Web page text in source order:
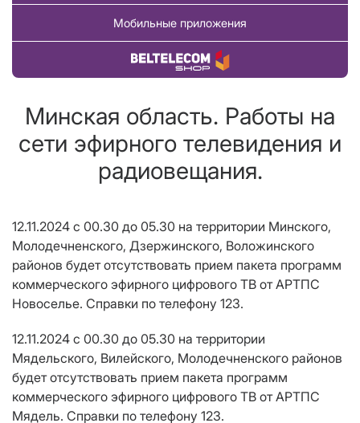
Мобильные приложения
Купить товар
Минская область. Работы на
сети эфирного телевидения и
радиовещания.
12.11.2024 с 00.30 до 05.30 на территории Минского,
Молодечненского, Дзержинского, Воложинского
районов будет отсутствовать прием пакета программ
коммерческого эфирного цифрового ТВ от АРТПС
Новоселье. Справки по телефону 123.
12.11.2024 с 00.30 до 05.30 на территории
Мядельского, Вилейского, Молодечненского районов
будет отсутствовать прием пакета программ
коммерческого эфирного цифрового ТВ от АРТПС
Мядель. Справки по телефону 123.